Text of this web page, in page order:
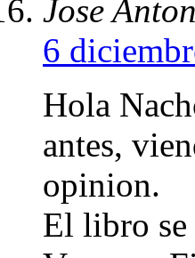
Jose
6
Hola
antes,
opinion.
El libro